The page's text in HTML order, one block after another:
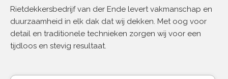
Rietdekkersbedrijf van der Ende levert vakmanschap en
duurzaamheid in elk dak dat wij dekken. Met oog voor
detail en traditionele technieken zorgen wij voor een
tijdloos en stevig resultaat.